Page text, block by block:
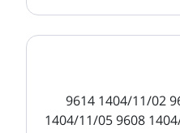
تاریخ پین 1404/11/01 9613 1404/11/02 9614
1404/11/03 9615 1404/11/04 9608 1404/11/05